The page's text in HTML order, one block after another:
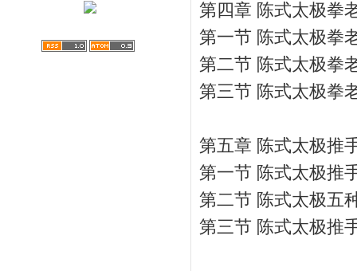
第四章 陈式太极拳
第一节 陈式太极拳
第二节 陈式太极拳
第三节 陈式太极拳
第五章 陈式太极推
第一节 陈式太极推
第二节 陈式太极五
第三节 陈式太极推